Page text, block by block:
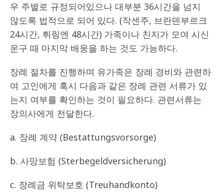
우 주별로 규정되어있으나 대부분 36시간을 넘지
않도록 법적으로 되어 있다. (작센주, 브란덴부르크
24시간, 튀링엔 48시간) 가족이나 친지가 모여 시신
운구 때 마지막 배웅을 하는 것도 가능하다.
장례 절차를 진행하며 유가족은 장례 경비와 관련하
여 고인에게 혹시 다음과 같은 장례 관련 서류가 있
는지 여부를 확인하는 것이 필요하다. 관련서류는
장의사에게 전달한다.
a. 장례 계약 (Bestattungsvorsorge)
b. 사망보험 (Sterbegeldversicherung)
c. 장례금 위탁보호 (Treuhandkonto)